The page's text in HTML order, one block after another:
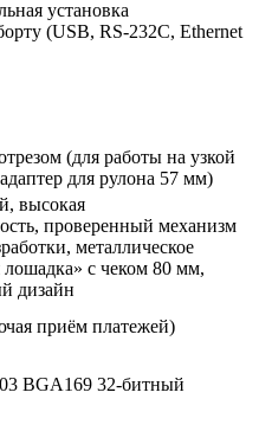
установка
(USB, RS-232C, Ethernet
(для работы на узкой
для рулона 57 мм)
высокая
проверенный механизм
металлическое
лошадка» с чеком 80 мм,
дизайн
приём платежей)
BGA169 32-битный